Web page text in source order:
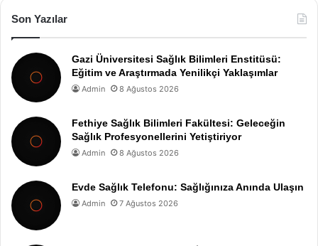
Son Yazılar
Gazi Üniversitesi Sağlık Bilimleri Enstitüsü:
Eğitim ve Araştırmada Yenilikçi Yaklaşımlar
Admin 8 Ağustos 2026
Fethiye Sağlık Bilimleri Fakültesi: Geleceğin
Sağlık Profesyonellerini Yetiştiriyor
Admin 8 Ağustos 2026
Evde Sağlık Telefonu: Sağlığınıza Anında Ulaşın
Admin 7 Ağustos 2026